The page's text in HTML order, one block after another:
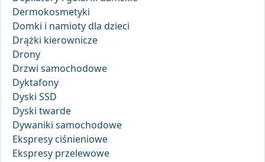
Dermokosmetyki
Domki i namioty dla dzieci
Drążki kierownicze
Drony
Drzwi samochodowe
Dyktafony
Dyski SSD
Dyski twarde
Dywaniki samochodowe
Ekspresy ciśnieniowe
Ekspresy przelewowe